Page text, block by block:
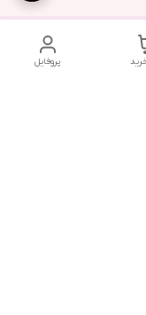
پروفایل